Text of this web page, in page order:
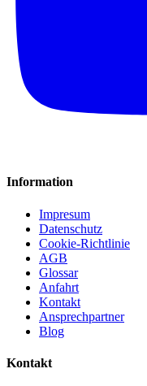
Information
Impresum
Datenschutz
Cookie-Richtlinie
AGB
Glossar
Anfahrt
Kontakt
Ansprechpartner
Blog
Kontakt